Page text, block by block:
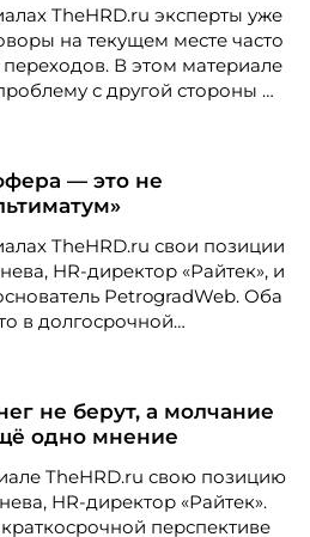
в Москве состоялась X
и конференция по
WOW!HR Россия.
были определены
и гостей
эксперты уже
на текущем месте часто
В этом материале
с другой стороны —
стратегической
— это не
TheHRD.ru свои позиции
HR-директор «Райтек», и
PetrogradWeb. Оба
в долгосрочной
смена работы. Но что
не берут, а молчание
одно мнение
TheHRD.ru свою позицию
HR-директор «Райтек».
перспективе